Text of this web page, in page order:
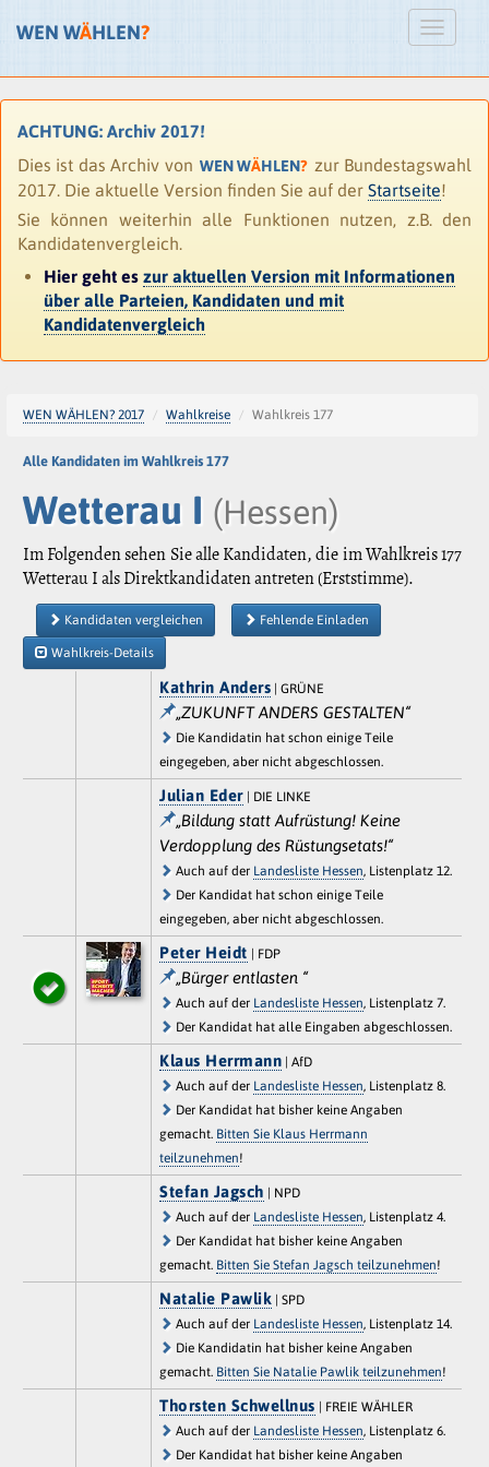
WEN WÄHLEN?
ACHTUNG: Archiv 2017!
Dies ist das Archiv von WEN WÄHLEN? zur Bundestagswahl
2017. Die aktuelle Version finden Sie auf der Startseite!
Sie können weiterhin alle Funktionen nutzen, z.B. den
Kandidatenvergleich.
Hier geht es zur aktuellen Version mit Informationen
über alle Parteien, Kandidaten und mit
Kandidatenvergleich
WEN WÄHLEN? 2017 Wahlkreise Wahlkreis 177
Alle Kandidaten im Wahlkreis 177
Wetterau I (Hessen)
Im Folgenden sehen Sie alle Kandidaten, die im Wahlkreis 177
Wetterau I als Direktkandidaten antreten (Erststimme).
Kandidaten vergleichen Fehlende Einladen
Wahlkreis-Details
Kathrin Anders | GRÜNE
„ZUKUNFT ANDERS GESTALTEN“
Die Kandidatin hat schon einige Teile
eingegeben, aber nicht abgeschlossen.
Julian Eder| DIE LINKE
„Bildung statt Aufrüstung! Keine
Verdopplung des Rüstungsetats!“
Auch auf der Landesliste Hessen, Listenplatz 12.
Der Kandidat hat schon einige Teile
eingegeben, aber nicht abgeschlossen.
Peter Heidt | FDP
„Bürger entlasten “
Auch auf der Landesliste Hessen, Listenplatz 7.
Der Kandidat hat alle Eingaben abgeschlossen.
Klaus Herrmann | AfD
Auch auf der Landesliste Hessen, Listenplatz 8.
Der Kandidat hat bisher keine Angaben
gemacht. Bitten Sie Klaus Herrmann
teilzunehmen!
Stefan Jagsch | NPD
Auch auf der Landesliste Hessen, Listenplatz 4.
Der Kandidat hat bisher keine Angaben
gemacht. Bitten Sie Stefan Jagsch teilzunehmen!
Natalie Pawlik | SPD
Auch auf der Landesliste Hessen, Listenplatz 14.
Die Kandidatin hat bisher keine Angaben
gemacht. Bitten Sie Natalie Pawlik teilzunehmen!
Thorsten Schwellnus | FREIE WÄHLER
Auch auf der Landesliste Hessen, Listenplatz 6.
Der Kandidat hat bisher keine Angaben